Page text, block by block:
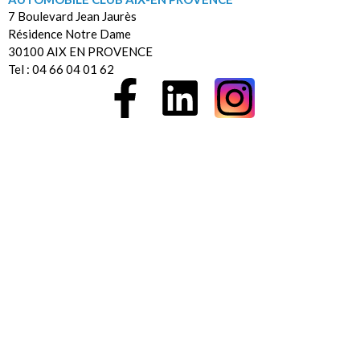
7 Boulevard Jean Jaurès
Résidence Notre Dame
30100 AIX EN PROVENCE
Tel : 04 66 04 01 62